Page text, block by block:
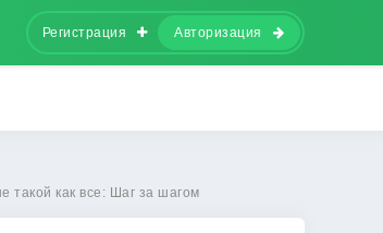
Регистрация Авторизация
такой как все: Шаг за шагом